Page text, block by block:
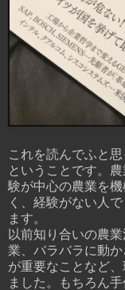
これを読んでふと
ということです。
験が中心の農業を
く、経験がない人
ます。
以前知り合いの農
業、バラバラに動
が重要なことなど
ました。もちろん